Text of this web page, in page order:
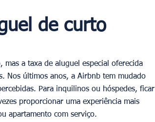
de curto
a taxa de aluguel especial oferecida
Nos últimos anos, a Airbnb tem mudado
Para inquilinos ou hóspedes, ficar
proporcionar uma experiência mais
apartamento com serviço.